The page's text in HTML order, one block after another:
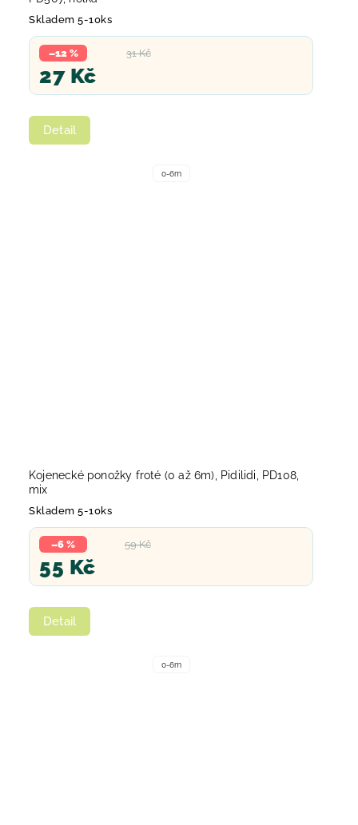
Skladem 5-10ks
31 Kč
–12 %
27 Kč
Detail
0-6m
Kojenecké ponožky froté (0 až 6m), Pidilidi, PD108,
mix
Skladem 5-10ks
59 Kč
–6 %
55 Kč
Detail
0-6m